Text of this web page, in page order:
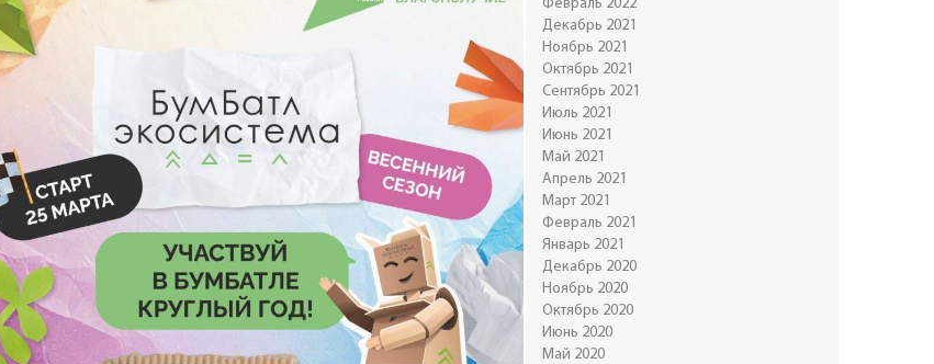
Февраль 2022
Декабрь 2021
Ноябрь 2021
Октябрь 2021
Сентябрь 2021
Июль 2021
Июнь 2021
Май 2021
Апрель 2021
Март 2021
Февраль 2021
Январь 2021
Декабрь 2020
Ноябрь 2020
Октябрь 2020
Июнь 2020
Май 2020